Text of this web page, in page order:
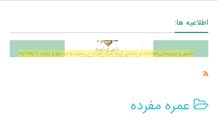
اطلاعیه ها:
تکمیل و بروزرسانی اطلاعات و تشکیل گروه عمره مفرده در پنجره واحد حج و زیارت my.haj.ir
عمره مفرده